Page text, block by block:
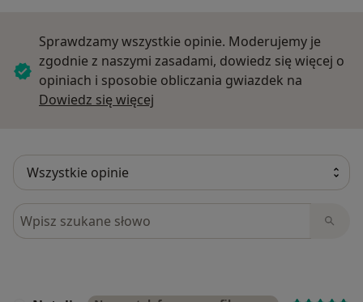
Sprawdzamy wszystkie opinie. Moderujemy je
zgodnie z naszymi zasadami, dowiedz się więcej o
opiniach i sposobie obliczania gwiazdek na
Dowiedz się więcej
Szukaj w opiniach